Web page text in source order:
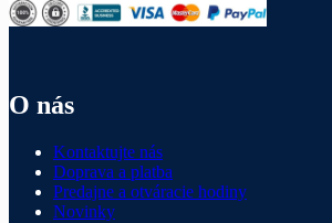
O nás
Kontaktujte nás
Doprava a platba
Predajne a otváracie hodiny
Novinky